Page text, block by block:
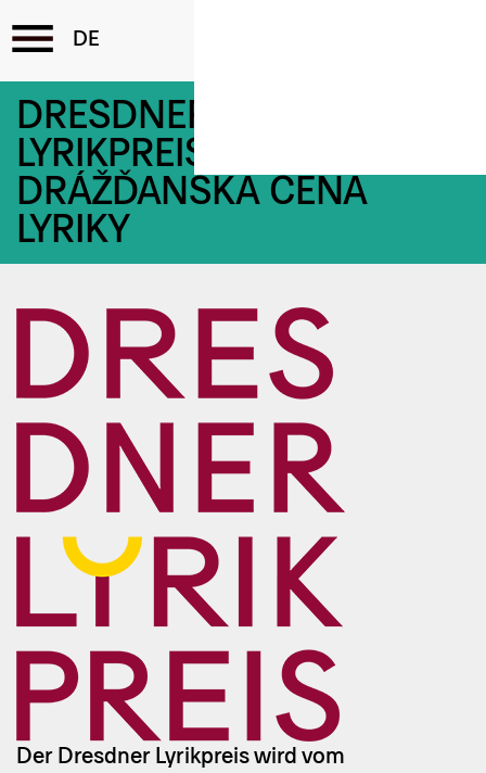
Direkt
zum
Inhalt
DRESDNER
LYRIKPREIS /
DRÁŽĎANSKÁ CENA
LYRIKY
Der Dresdner Lyrikpreis wird vom